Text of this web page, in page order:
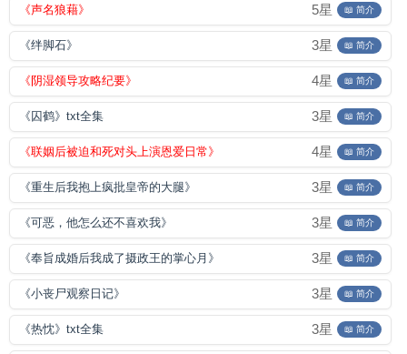
《声名狼藉》 5星 📖 简介
《绊脚石》 3星 📖 简介
《阴湿领导攻略纪要》 4星 📖 简介
《囚鹤》txt全集 3星 📖 简介
《联姻后被迫和死对头上演恩爱日常》 4星 📖 简介
《重生后我抱上疯批皇帝的大腿》 3星 📖 简介
《可恶，他怎么还不喜欢我》 3星 📖 简介
《奉旨成婚后我成了摄政王的掌心月》 3星 📖 简介
《小丧尸观察日记》 3星 📖 简介
《热忱》txt全集 3星 📖 简介